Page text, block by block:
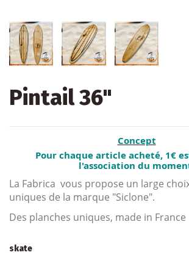
Pintail 36"
Concept
Pour chaque article acheté, 1€
l'association du
La Fabrica vous propose un large
uniques de la marque "Siclone".
Des planches uniques, made in France
skate